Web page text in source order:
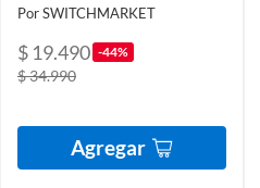
Por SWITCHMARKET
$ 19.490 -44%
$ 34.990
Agregar